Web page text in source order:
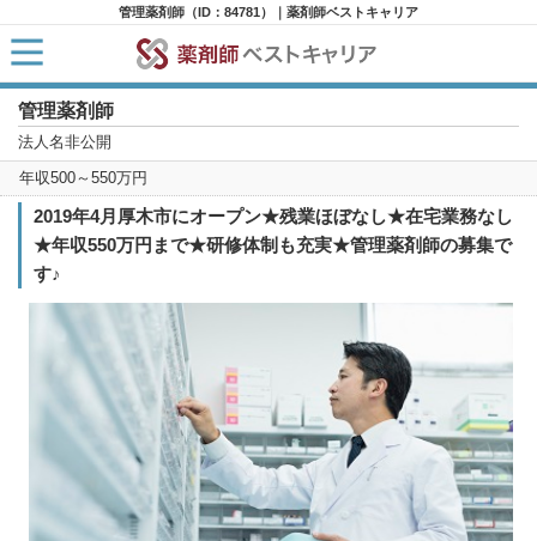
管理薬剤師（ID：84781）｜薬剤師ベストキャリア
管理薬剤師
法人名非公開
年収500～550万円
2019年4月厚木市にオープン★残業ほぼなし★在宅業務なし
★年収550万円まで★研修体制も充実★管理薬剤師の募集で
す♪
HOME
求人検索
新着求人
求人ランキング
キャリアアドバイザー紹介
転職支援サービスに申し込む